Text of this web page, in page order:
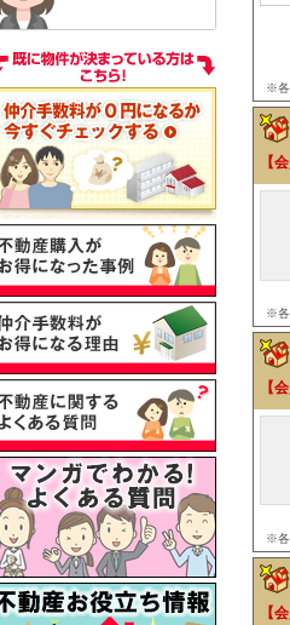
※各
【
※各
【
※各
【